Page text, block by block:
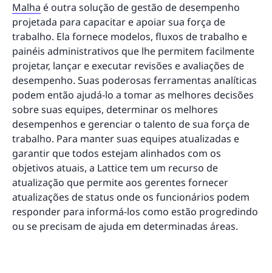
Malha é outra solução de gestão de desempenho
projetada para capacitar e apoiar sua força de
trabalho. Ela fornece modelos, fluxos de trabalho e
painéis administrativos que lhe permitem facilmente
projetar, lançar e executar revisões e avaliações de
desempenho. Suas poderosas ferramentas analíticas
podem então ajudá-lo a tomar as melhores decisões
sobre suas equipes, determinar os melhores
desempenhos e gerenciar o talento de sua força de
trabalho. Para manter suas equipes atualizadas e
garantir que todos estejam alinhados com os
objetivos atuais, a Lattice tem um recurso de
atualização que permite aos gerentes fornecer
atualizações de status onde os funcionários podem
responder para informá-los como estão progredindo
ou se precisam de ajuda em determinadas áreas.